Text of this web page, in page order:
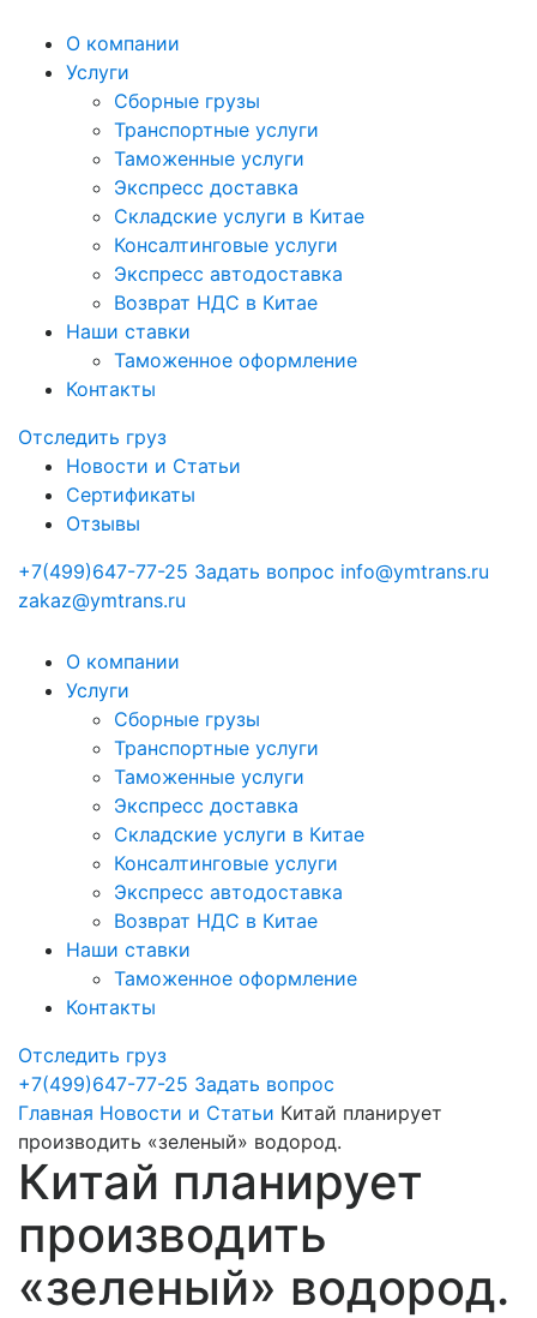
О компании
Услуги
Сборные грузы
Транспортные услуги
Таможенные услуги
Экспресс доставка
Cкладские услуги в Китае
Консалтинговые услуги
Экспресс автодоставка
Возврат НДС в Китае
Наши ставки
Таможенное оформление
Контакты
Отследить груз
Новости и Статьи
Сертификаты
Отзывы
+7(499)647-77-25 Задать вопрос info@ymtrans.ru
zakaz@ymtrans.ru
О компании
Услуги
Сборные грузы
Транспортные услуги
Таможенные услуги
Экспресс доставка
Cкладские услуги в Китае
Консалтинговые услуги
Экспресс автодоставка
Возврат НДС в Китае
Наши ставки
Таможенное оформление
Контакты
Отследить груз
+7(499)647-77-25 Задать вопрос
Главная Новости и Статьи Китай планирует
производить «зеленый» водород.
Китай планирует
производить
«зеленый» водород.